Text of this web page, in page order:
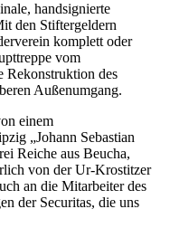
handsignierte
den Stiftergeldern
komplett oder
vom
Rekonstruktion des
Außenumgang.
einem
„Johann Sebastian
Reiche aus Beucha,
von der Ur-Krostitzer
an die Mitarbeiter des
der Securitas, die uns